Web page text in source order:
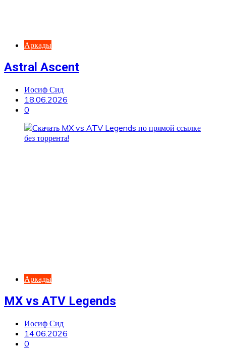
Аркады
Astral Ascent
Иосиф Сид
18.06.2026
0
Аркады
MX vs ATV Legends
Иосиф Сид
14.06.2026
0